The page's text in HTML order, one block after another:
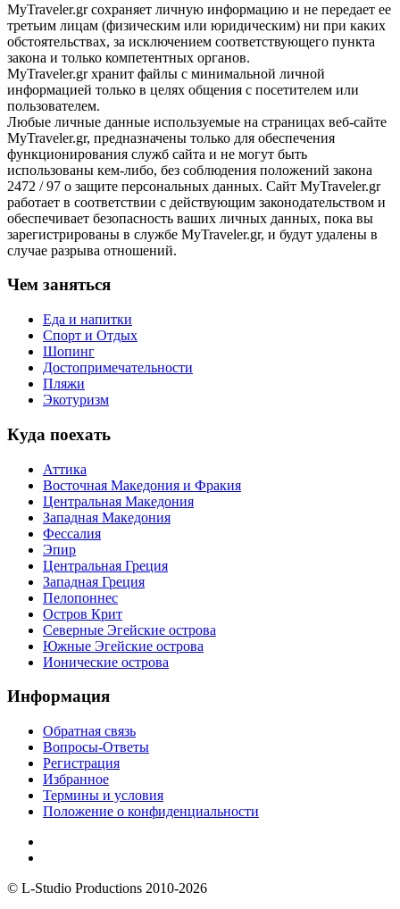
MyTraveler.gr сохраняет личную информацию и не передает ее
третьим лицам (физическим или юридическим) ни при каких
обстоятельствах, за исключением соответствующего пункта
закона и только компетентных органов.
MyTraveler.gr хранит файлы с минимальной личной
информацией только в целях общения с посетителем или
пользователем.
Любые личные данные используемые на страницах веб-сайте
MyTraveler.gr, предназначены только для обеспечения
функционирования служб сайта и не могут быть
использованы кем-либо, без соблюдения положений закона
2472 / 97 о защите персональных данных. Сайт MyTraveler.gr
работает в соответствии с действующим законодательством и
обеспечивает безопасность ваших личных данных, пока вы
зарегистрированы в службе MyTraveler.gr, и будут удалены в
случае разрыва отношений.
Чем заняться
Еда и напитки
Спорт и Отдых
Шопинг
Достопримечательности
Пляжи
Экотуризм
Куда поехать
Аттика
Восточная Македония и Фракия
Центральная Македония
Западная Македония
Фессалия
Эпир
Центральная Греция
Западная Греция
Пелопоннес
Остров Крит
Северные Эгейские острова
Южные Эгейские острова
Ионические острова
Информация
Обратная связь
Вопросы-Ответы
Регистрация
Избранное
Термины и условия
Положение о конфиденциальности
© L-Studio Productions 2010-2026